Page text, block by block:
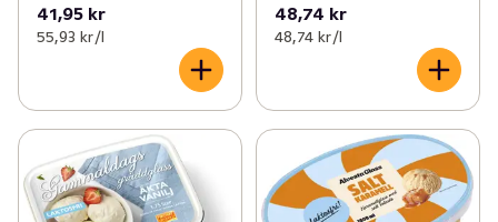
41,95 kr
55,93 kr /l
48,74 kr
48,74 kr /l